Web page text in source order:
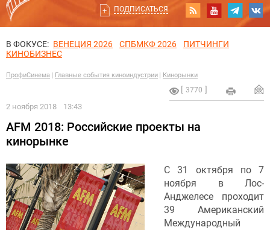
ПОДПИСАТЬСЯ
В ФОКУСЕ: ВЕНЕЦИЯ 2026 СПБМКФ 2026
ПИТЧИНГИ
КИНОБИЗНЕС
ПрофиСинема Главные события киноиндустрии Кинорынки
3770
2 ноября 2018 13:43
AFM 2018: Российские проекты на
кинорынке
С 31 октября по 7
ноября в Лос-
Анджелесе проходит
39 Американский
Международный